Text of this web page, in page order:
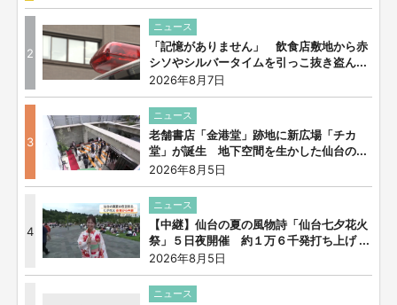
2
ニュース
「記憶がありません」 飲食店敷地から赤
シソやシルバータイムを引っこ抜き盗ん...
2026年8月7日
3
ニュース
老舗書店「金港堂」跡地に新広場「チカ
堂」が誕生 地下空間を生かした仙台の...
2026年8月5日
4
ニュース
【中継】仙台の夏の風物詩「仙台七夕花火
祭」５日夜開催 約１万６千発打ち上げ ...
2026年8月5日
ニュース